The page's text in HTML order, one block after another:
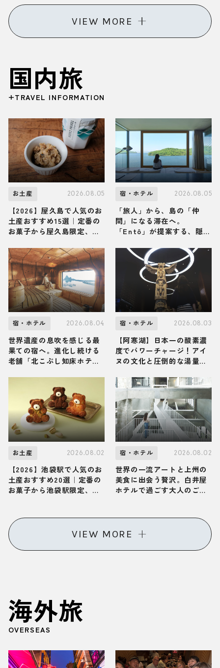
VIEW MORE
国内旅
+TRAVEL INFORMATION
お土産 2026.08.05
【2026】屋久島で人気のお
土産おすすめ15選｜定番の
お菓子から屋久島限定、ば
宿・ホテル 2026.08.05
「旅人」から、島の「仲
間」になる滞在へ。
「Entô」が提案する、隠
に触れる特別な体験
宿・ホテル 2026.08.04
世界遺産の息吹を感じる最
果ての宿へ。進化し続ける
老舗「北こぶし知床ホテル
宿・ホテル 2026.08.03
【阿寒湖】日本一の酸素濃
度でパワーチャージ！アイ
ヌの文化と圧倒的な湯量の
かん遊久の里 鶴雅」へ
お土産 2026.08.02
【2026】池袋駅で人気のお
土産おすすめ20選｜定番の
お菓子から池袋駅限定、お
宿・ホテル 2026.08.02
世界の一流アートと上州の
美食に出会う贅沢。白井屋
ホテルで過ごす大人のご褒
VIEW MORE
海外旅
OVERSEAS